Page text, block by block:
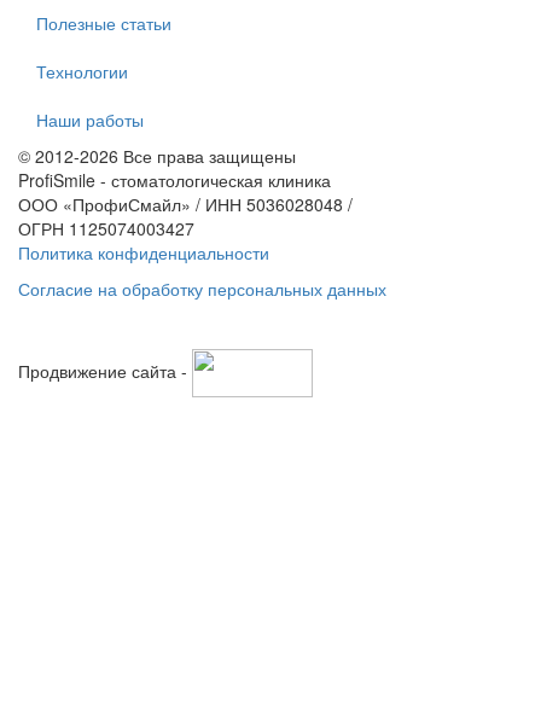
Полезные статьи
Технологии
Наши работы
© 2012-2026 Все права защищены
ProfiSmile - стоматологическая клиника
ООО «ПрофиСмайл» / ИНН 5036028048 /
ОГРН 1125074003427
Политика конфиденциальности
Согласие на обработку персональных данных
Продвижение сайта -